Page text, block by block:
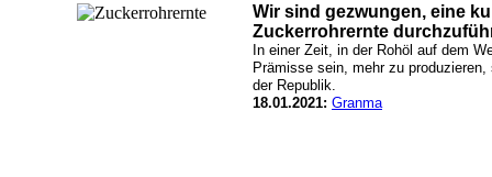
Wir sind gezwungen, eine
Zuckerrohrernte
In einer Zeit, in der Rohöl auf dem
Prämisse sein, mehr zu
der Republik.
18.01.2021: Granma